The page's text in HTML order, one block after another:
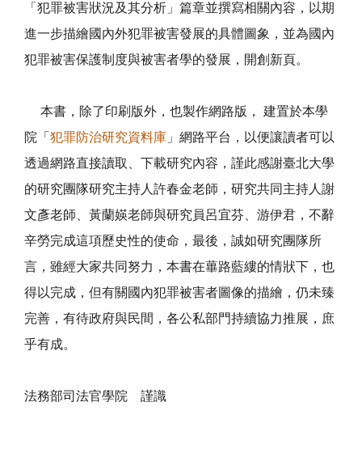
「犯罪被害狀況及其分析」篇章並撰寫相關內容，以期
進一步描繪國內外犯罪被害發展的具體圖象，並為國內
犯罪被害保護制度與被害者學的發展，開創新頁。
本書，除了印刷版外，也製作網路版， 建置於本學
院「 犯罪防治研究資料庫 」網路平台，以便讓讀者可以
透過網路直接讀取、下載研究內容，謹此感謝臺北大學
的研究團隊研究主持人許春金老師，研究共同主持人謝
文彥老師、黃蘭媖老師與研究員呂宜芬、游伊君，不辭
辛勞完成這項歷史性的使命，最後，誠如研究團隊所
言，雖經大家共同努力，本書在蓽路藍縷的情狀下，也
得以完成，但有關國內犯罪被害者圖像的描繪，仍未臻
完善，有待政府與民間，各公私部門持續協力推展，庶
乎有成。
法務部司法官學院 謹識